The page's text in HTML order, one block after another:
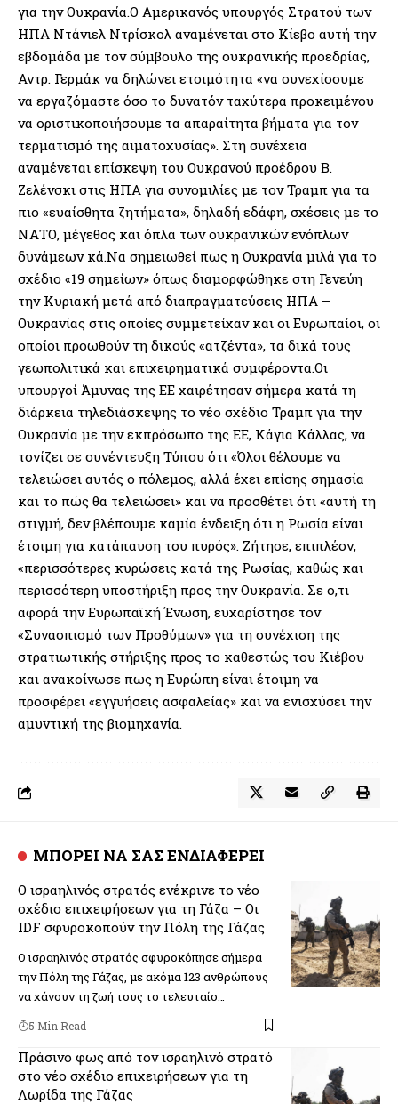
για την Ουκρανία.Ο Αμερικανός υπουργός Στρατού των
ΗΠΑ Ντάνιελ Ντρίσκολ αναμένεται στο Κίεβο αυτή την
εβδομάδα με τον σύμβουλο της ουκρανικής προεδρίας,
Αντρ. Γερμάκ να δηλώνει ετοιμότητα «να συνεχίσουμε
να εργαζόμαστε όσο το δυνατόν ταχύτερα προκειμένου
να οριστικοποιήσουμε τα απαραίτητα βήματα για τον
τερματισμό της αιματοχυσίας». Στη συνέχεια
αναμένεται επίσκεψη του Ουκρανού προέδρου Β.
Ζελένσκι στις ΗΠΑ για συνομιλίες με τον Τραμπ για τα
πιο «ευαίσθητα ζητήματα», δηλαδή εδάφη, σχέσεις με το
ΝΑΤΟ, μέγεθος και όπλα των ουκρανικών ενόπλων
δυνάμεων κά.Να σημειωθεί πως η Ουκρανία μιλά για το
σχέδιο «19 σημείων» όπως διαμορφώθηκε στη Γενεύη
την Κυριακή μετά από διαπραγματεύσεις ΗΠΑ –
Ουκρανίας στις οποίες συμμετείχαν και οι Ευρωπαίοι, οι
οποίοι προωθούν τη δικούς «ατζέντα», τα δικά τους
γεωπολιτικά και επιχειρηματικά συμφέροντα.Οι
υπουργοί Άμυνας της ΕΕ χαιρέτησαν σήμερα κατά τη
διάρκεια τηλεδιάσκεψης το νέο σχέδιο Τραμπ για την
Ουκρανία με την εκπρόσωπο της ΕΕ, Κάγια Κάλλας, να
τονίζει σε συνέντευξη Τύπου ότι «Όλοι θέλουμε να
τελειώσει αυτός ο πόλεμος, αλλά έχει επίσης σημασία
και το πώς θα τελειώσει» και να προσθέτει ότι «αυτή τη
στιγμή, δεν βλέπουμε καμία ένδειξη ότι η Ρωσία είναι
έτοιμη για κατάπαυση του πυρός». Ζήτησε, επιπλέον,
«περισσότερες κυρώσεις κατά της Ρωσίας, καθώς και
περισσότερη υποστήριξη προς την Ουκρανία. Σε ο,τι
αφορά την Ευρωπαϊκή Ένωση, ευχαρίστησε τον
«Συνασπισμό των Προθύμων» για τη συνέχιση της
στρατιωτικής στήριξης προς το καθεστώς του Κιέβου
και ανακοίνωσε πως η Ευρώπη είναι έτοιμη να
προσφέρει «εγγυήσεις ασφαλείας» και να ενισχύσει την
αμυντική της βιομηχανία.
ΜΠΟΡΕΙ ΝΑ ΣΑΣ ΕΝΔΙΑΦΕΡΕΙ
Ο ισραηλινός στρατός ενέκρινε το νέο
σχέδιο επιχειρήσεων για τη Γάζα – Οι
IDF σφυροκοπoύν την Πόλη της Γάζας
Ο ισραηλινός στρατός σφυροκόπησε σήμερα
την Πόλη της Γάζας, με ακόμα 123 ανθρώπους
να χάνουν τη ζωή τους το τελευταίο…
5 Min Read
Πράσινο φως από τον ισραηλινό στρατό
στο νέο σχέδιο επιχειρήσεων για τη
Λωρίδα της Γάζας